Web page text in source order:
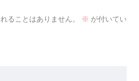
ることはありません。 ※ が付いてい